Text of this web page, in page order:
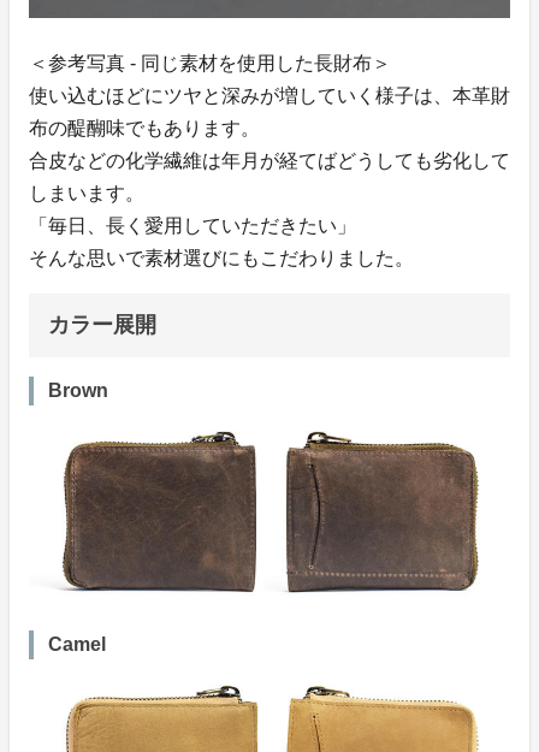
＜参考写真 - 同じ素材を使用した長財布＞
使い込むほどにツヤと深みが増していく様子は、本革財
布の醍醐味でもあります。
合皮などの化学繊維は年月が経てばどうしても劣化して
しまいます。
「毎日、長く愛用していただきたい」
そんな思いで素材選びにもこだわりました。
カラー展開
Brown
Camel